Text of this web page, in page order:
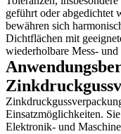
geführt oder abgedichtet
bewähren sich
Dichtflächen mit
wiederholbare Mess- und
Einsatzmöglichkeiten.
Elektronik- und